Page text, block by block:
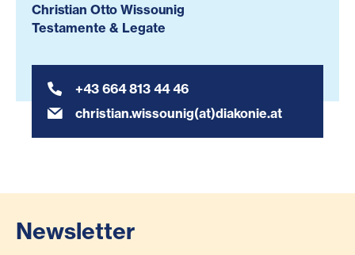
Christian Otto Wissounig
Testamente & Legate
+43 664 813 44 46
christian.wissounig(at)diakonie.at
Newsletter